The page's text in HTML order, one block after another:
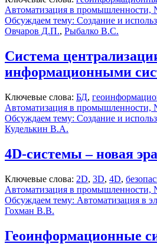
Автоматизация в промышленности,
Обсуждаем тему: Создание и
Овчаров Д.П., Рыбалко В.С.
Система
информационными
Ключевые слова: БД,
Автоматизация в промышленности,
Обсуждаем тему: Создание и
Куделькин В.А.
4D-системы – новая
Ключевые слова: 2D, 3D, 4D,
Автоматизация в промышленности,
Обсуждаем тему: Автоматизация в
Гохман В.В.
Геоинформационные